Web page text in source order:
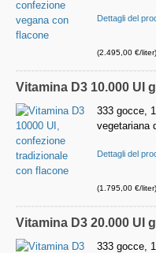
Dettagli del
(2.495,00 €/liter)
Vitamina D3 10.000 UI
333 gocce,
vegetariana
Dettagli del
(1.795,00 €/liter)
Vitamina D3 20.000 UI
333 gocce,